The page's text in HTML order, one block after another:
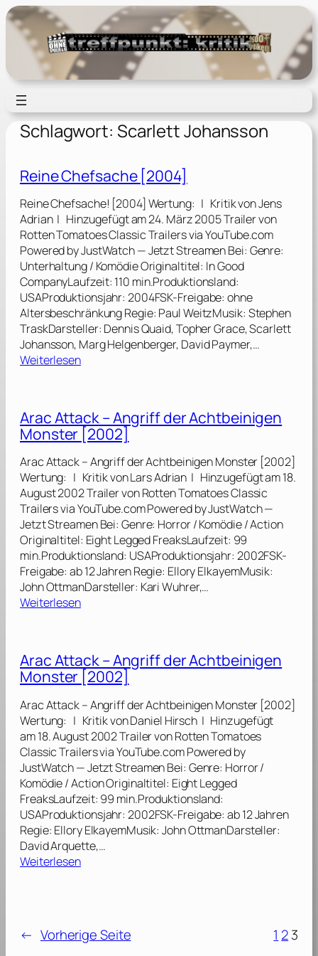
Zum
Inhalt
springen
Schlagwort: Scarlett Johansson
Reine Chefsache [2004]
Reine Chefsache! [2004] Wertung: | Kritik von Jens
Adrian | Hinzugefügt am 24. März 2005 Trailer von
Rotten Tomatoes Classic Trailers via YouTube.com
Powered by JustWatch — Jetzt Streamen Bei: Genre:
Unterhaltung / Komödie Originaltitel: In Good
CompanyLaufzeit: 110 min.Produktionsland:
USAProduktionsjahr: 2004FSK-Freigabe: ohne
Altersbeschränkung Regie: Paul WeitzMusik: Stephen
TraskDarsteller: Dennis Quaid, Topher Grace, Scarlett
Johansson, Marg Helgenberger, David Paymer,…
Weiterlesen:
n
e
e
f
s
a
c
h
e
[
2
4
]
Arac Attack – Angriff der Achtbeinigen
Monster [2002]
Arac Attack – Angriff der Achtbeinigen Monster [2002]
Wertung: | Kritik von Lars Adrian | Hinzugefügt am 18.
August 2002 Trailer von Rotten Tomatoes Classic
Trailers via YouTube.com Powered by JustWatch —
Jetzt Streamen Bei: Genre: Horror / Komödie / Action
Originaltitel: Eight Legged FreaksLaufzeit: 99
min.Produktionsland: USAProduktionsjahr: 2002FSK-
Freigabe: ab 12 Jahren Regie: Ellory ElkayemMusik:
John OttmanDarsteller: Kari Wuhrer,…
Weiterlesen:
c
A
t
a
c
k
–
A
n
g
r
i
f
r
A
Arac Attack – Angriff der Achtbeinigen
Monster [2002]
Arac Attack – Angriff der Achtbeinigen Monster [2002]
Wertung: | Kritik von Daniel Hirsch | Hinzugefügt
am 18. August 2002 Trailer von Rotten Tomatoes
Classic Trailers via YouTube.com Powered by
JustWatch — Jetzt Streamen Bei: Genre: Horror /
Komödie / Action Originaltitel: Eight Legged
FreaksLaufzeit: 99 min.Produktionsland:
USAProduktionsjahr: 2002FSK-Freigabe: ab 12 Jahren
Regie: Ellory ElkayemMusik: John OttmanDarsteller:
David Arquette,…
Weiterlesen:
A
← Vorherige Seite 1 23